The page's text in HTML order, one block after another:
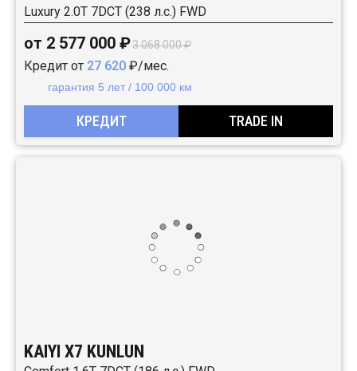
Luxury 2.0T 7DCT (238 л.с.) FWD
от 2 577 000 ₽3 068 000 ₽
Кредит от 27 620 ₽/мес.
гарантия 5 лет / 100 000 км
КРЕДИТ TRADE IN
KAIYI X7 KUNLUN